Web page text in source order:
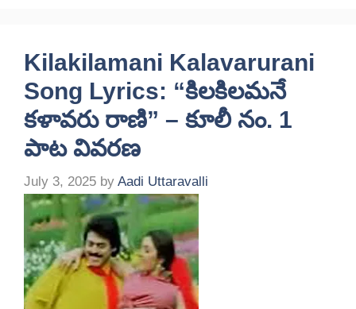
Kilakilamani Kalavarurani
Song Lyrics: “కిలకిలమనే
కళావరు రాణి” – కూలీ నం. 1
పాట వివరణ
July 3, 2025 by Aadi Uttaravalli